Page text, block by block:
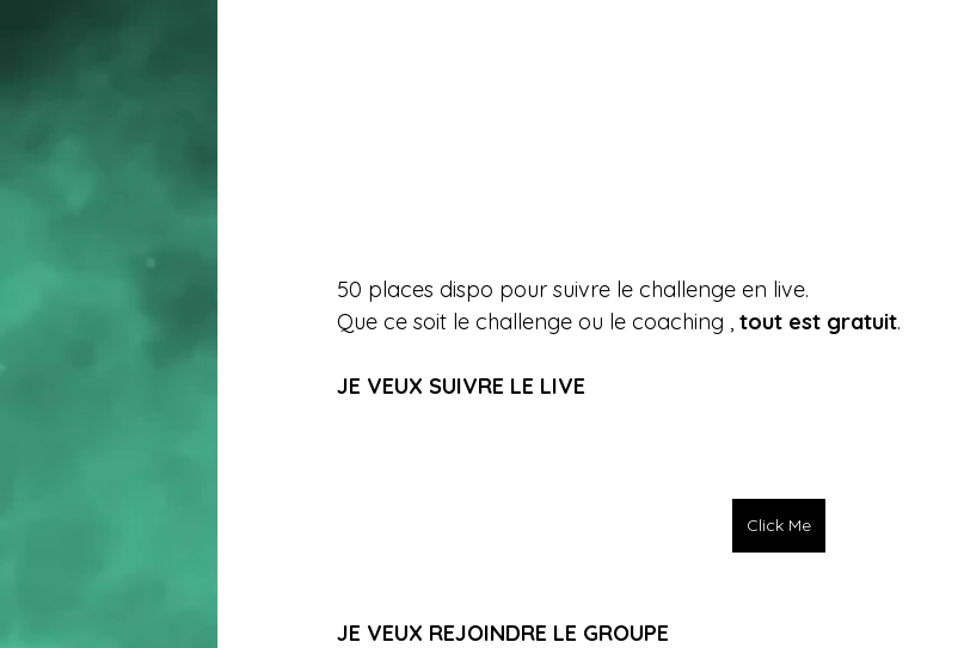
50 places dispo pour suivre le challenge en live.
Que ce soit le challenge ou le coaching , tout est gratuit.
JE VEUX SUIVRE LE LIVE
Click Me
JE VEUX REJOINDRE LE GROUPE